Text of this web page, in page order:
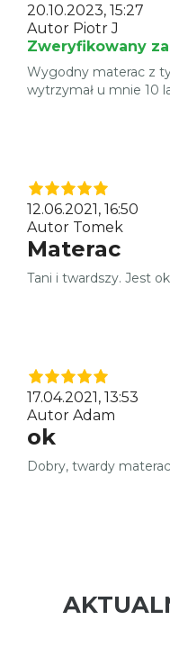
20.10.2023, 15:27
Autor Piotr J
Zweryfikowany
Wygodny materac z
wytrzymał u mnie 10
12.06.2021, 16:50
Autor Tomek
Materac
Tani i twardszy. Jest ok
17.04.2021, 13:53
Autor Adam
ok
Dobry, twardy